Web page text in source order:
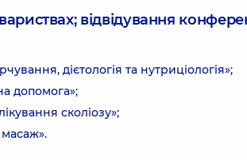
відвідування
дієтологія та нутриціологія»;
допомога»;
сколіозу»;
масаж».